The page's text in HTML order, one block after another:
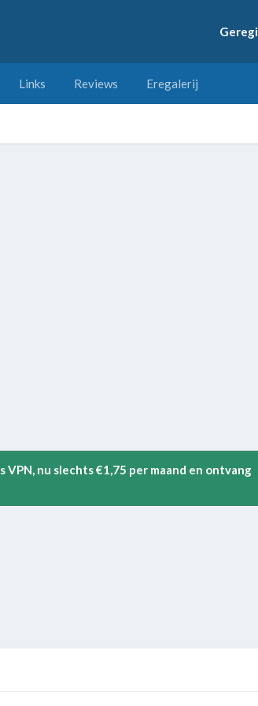
Links Reviews Eregalerij
nu slechts €1,75 per maand en ontvang